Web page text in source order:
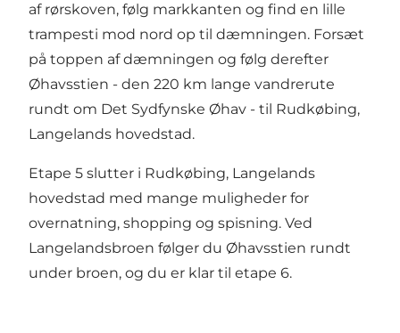
af rørskoven, følg markkanten og find en lille
trampesti mod nord op til dæmningen. Forsæt
på toppen af dæmningen og følg derefter
Øhavsstien - den 220 km lange vandrerute
rundt om Det Sydfynske Øhav - til Rudkøbing,
Langelands hovedstad.
Etape 5 slutter i Rudkøbing, Langelands
hovedstad med mange muligheder for
overnatning, shopping og spisning. Ved
Langelandsbroen følger du Øhavsstien rundt
under broen, og du er klar til etape 6.